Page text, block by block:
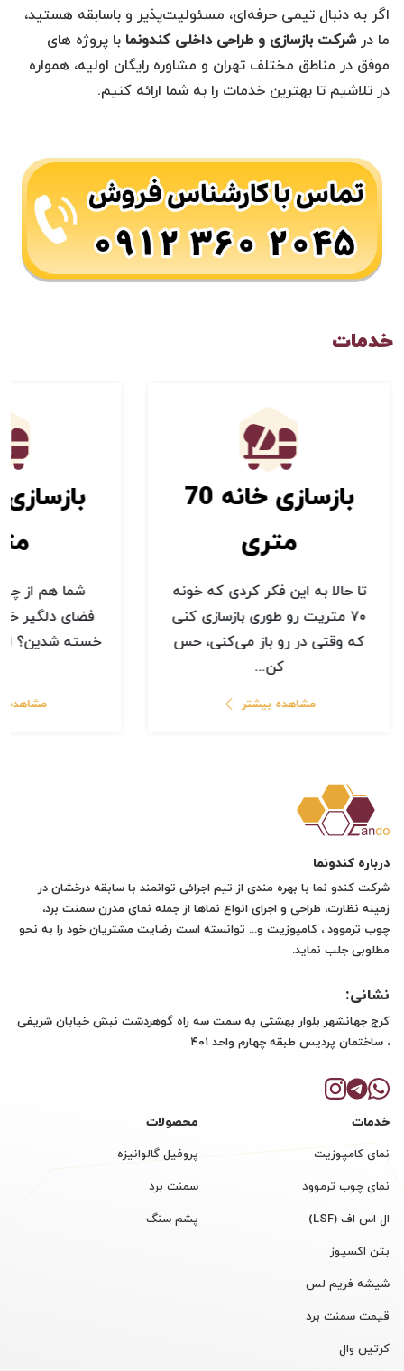
اگر به دنبال تیمی حرفه‌ای، مسئولیت‌پذیر و باسابقه هستید،
ما درشرکت بازسازی و طراحی داخلی کندونما با پروژه های
موفق در مناطق مختلف تهران و مشاوره رایگان اولیه، همواره
در تلاشیم تا بهترین خدمات را به شما ارائه کنیم.
خدمات
بازسازی خانه 70
متری
تا حالا به این فکر کردی که خونه
۷۰ متریت رو طوری بازسازی کنی
که وقتی در رو باز می‌کنی، حس
کن...
مشاهده بیشتر
شما هم از
خسته شدین؟
مشاهده
درباره کندونما
شرکت کندو نما با بهره مندی از تیم اجرائی توانمند با سابقه درخشان در
زمینه نظارت، طراحی و اجرای انواع نماها از جمله نمای مدرن سمنت برد،
چوب ترموود ، کامپوزیت و... توانسته است رضایت مشتریان خود را به نحو
مطلوبی جلب نماید.
نشانی:
کرج جهانشهر بلوار بهشتی به سمت سه راه گوهردشت نبش خیابان شریفی
، ساختمان پردیس طبقه چهارم واحد ۴۰۱
خدمات
نمای کامپوزیت
نمای چوب ترموود
ال اس اف (LSF)
بتن اکسپوز
شیشه فریم لس
قیمت سمنت برد
کرتین وال
محصولات
پروفیل گالوانیزه
سمنت برد
پشم سنگ